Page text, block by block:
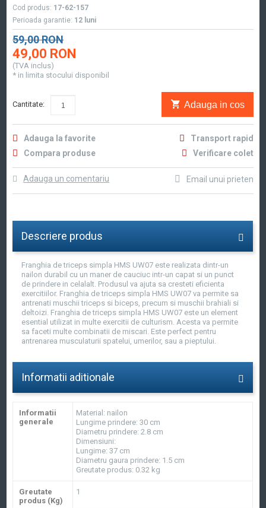
Cod produs: 17-62-157
Perioada garantie: 12 luni
59,00 RON
49,00 RON
(TVA inclus)
* in limita stocului disponibil
Cantitate: Adauga in cos
Adauga la favorite
Transport rapid
Compara produse
Verificare colet
Adauga un comentariu Email unui prieten
Descriere produs
Franghia de triceps simpla HMS UW07 este realizata dintr-un
nailon durabil cu un maner de cauciuc intr-un capat si un punct
de prindere in celalalt. Produsul va ajuta sa cresteti eficienta
exercitiilor. Franghia de triceps simpla HMS UW07 va permite sa
antrenati muschii triceps si biceps, precum si muschii brahiali si
deltoizi. Franghia de triceps simpla HMS UW07 este un element
esential utilizat in multe exercitii de culturism. Acesta va permite
sa faceti multe combinatii de miscari. Este perfect pentru
antrenarea musculaturii spatelui, umerilor, sau a pieptului.
Informatii aditionale
Informatii
generale
Material: nailon
Lungime prindere: 30 cm
Diametru prindere: 2.8 cm
Dimensiuni:
Lungime: 37 cm
Diametru gaura prindere: 1.5 cm
Greutate produs: 0.32 kg
Greutate
produs (Kg)
1